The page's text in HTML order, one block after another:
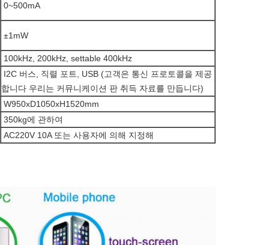
0~500mA
±1mW
100kHz, 200kHz, settable 400kHz
I2C 버스, 직렬 포트, USB (고객은 통신 프로토콜을 제공
합니다 우리는 커뮤니케이션 판 취득 자료를 만듭니다)
W950xD1050xH1520mm
350kg에 관하여
AC220V 10A 또는 사용자에 의해 지정해